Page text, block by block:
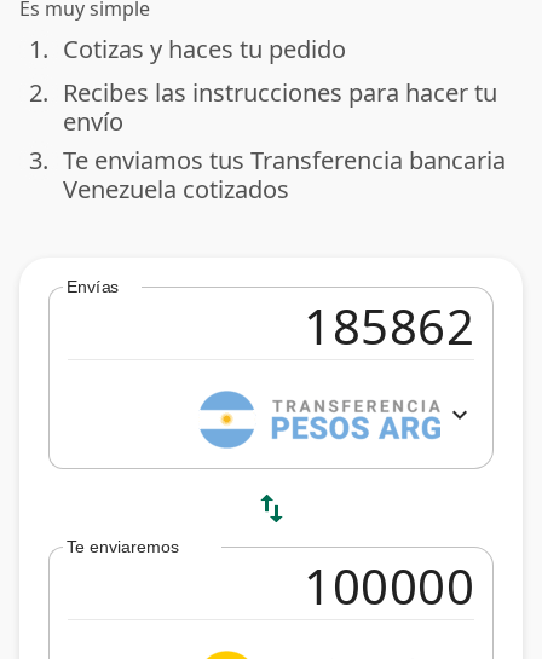
Es muy simple
done
1. Cotizas y haces tu pedido
done
2. Recibes las instrucciones para hacer tu
envío
done
3. Te enviamos tus Transferencia bancaria
Venezuela cotizados
Envías
expand_more
swap_vert
Te enviaremos